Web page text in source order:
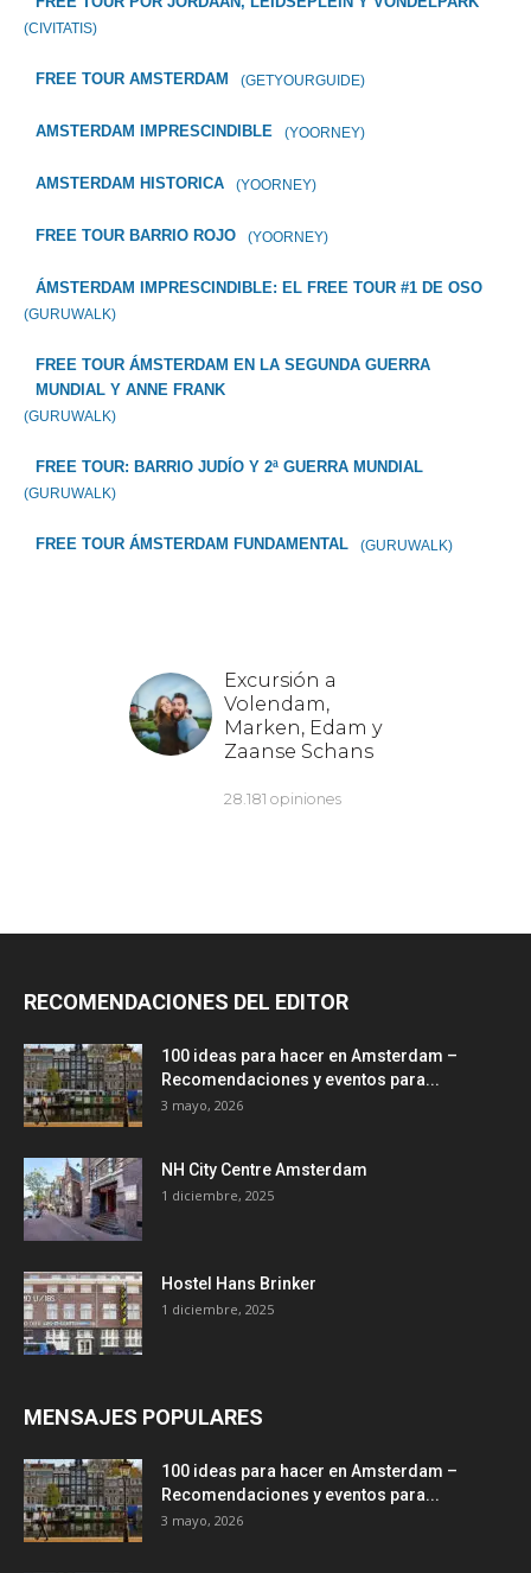
(CIVITATIS)
FREE TOUR AMSTERDAM (GETYOURGUIDE)
AMSTERDAM IMPRESCINDIBLE (YOORNEY)
AMSTERDAM HISTORICA (YOORNEY)
FREE TOUR BARRIO ROJO (YOORNEY)
ÁMSTERDAM IMPRESCINDIBLE: EL FREE TOUR #1 DE OSO
(GURUWALK)
FREE TOUR ÁMSTERDAM EN LA SEGUNDA GUERRA
MUNDIAL Y ANNE FRANK
(GURUWALK)
FREE TOUR: BARRIO JUDÍO Y 2ª GUERRA MUNDIAL
(GURUWALK)
FREE TOUR ÁMSTERDAM FUNDAMENTAL (GURUWALK)
RECOMENDACIONES DEL EDITOR
100 ideas para hacer en Amsterdam –
Recomendaciones y eventos para...
3 mayo, 2026
NH City Centre Amsterdam
1 diciembre, 2025
Hostel Hans Brinker
1 diciembre, 2025
MENSAJES POPULARES
100 ideas para hacer en Amsterdam –
Recomendaciones y eventos para...
3 mayo, 2026